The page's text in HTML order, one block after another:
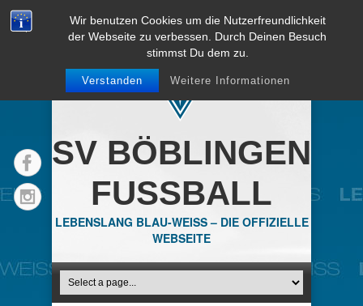
Wir benutzen Cookies um die Nutzerfreundlichkeit
der Webseite zu verbessen. Durch Deinen Besuch
stimmst Du dem zu.
Verstanden Weitere Informationen
SV BÖBLINGEN
FUSSBALL
LEBENSLANG BLAU-WEISS – DIE OFFIZIELLE
WEBSEITE